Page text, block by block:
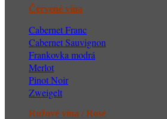
Červené vína
Cabernet Franc
Cabernet Sauvignon
Frankovka modrá
Merlot
Pinot Noir
Zweigelt
Ružové vína / Rosé